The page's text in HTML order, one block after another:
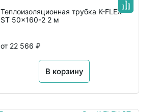
Теплоизоляционная трубка K-FLEX
ST 50x160-2 2 м
от 22 566 ₽
В корзину